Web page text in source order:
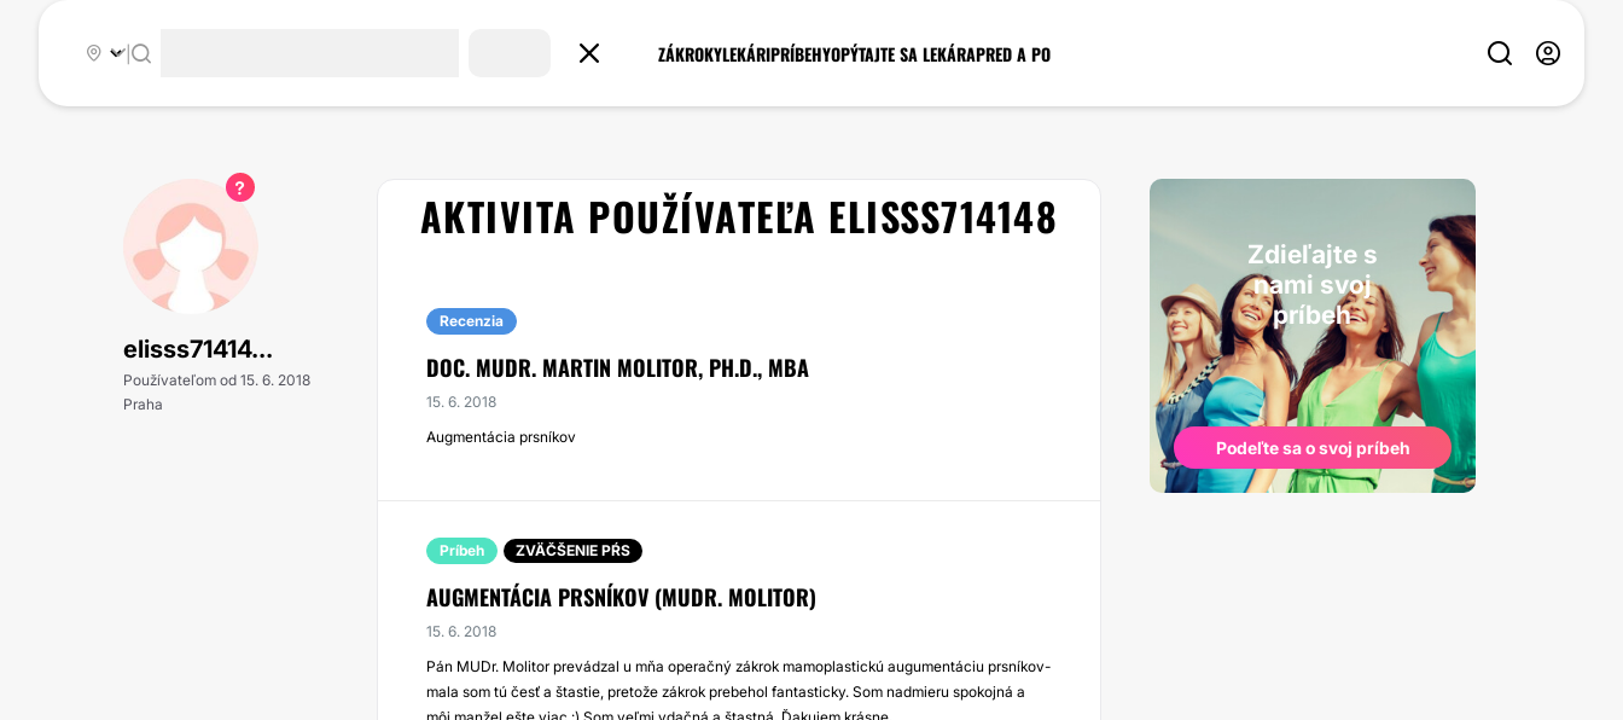
ZÁKROKYLEKÁRIPRÍBEHYOPÝTAJTE SA LEKÁRAPRED A PO
|
elisss71414...
Používateľom od 15. 6. 2018
Praha
AKTIVITA POUŽÍVATEĽA ELISSS714148
Recenzia
DOC. MUDR. MARTIN MOLITOR, PH.D., MBA
15. 6. 2018
Augmentácia prsníkov
Príbeh ZVÄČŠENIE PŔS
AUGMENTÁCIA PRSNÍKOV (MUDR. MOLITOR)
15. 6. 2018
Pán MUDr. Molitor prevádzal u mňa operačný zákrok mamoplastickú augumentáciu prsníkov-
mala som tú česť a štastie, pretože zákrok prebehol fantasticky. Som nadmieru spokojná a
Zdieľajte s
nami svoj
príbeh
Podeľte sa o svoj príbeh